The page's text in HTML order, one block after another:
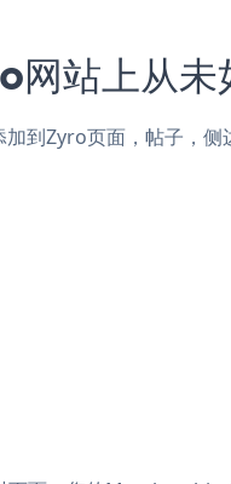
站上从未
Zyro页面，帖子，侧